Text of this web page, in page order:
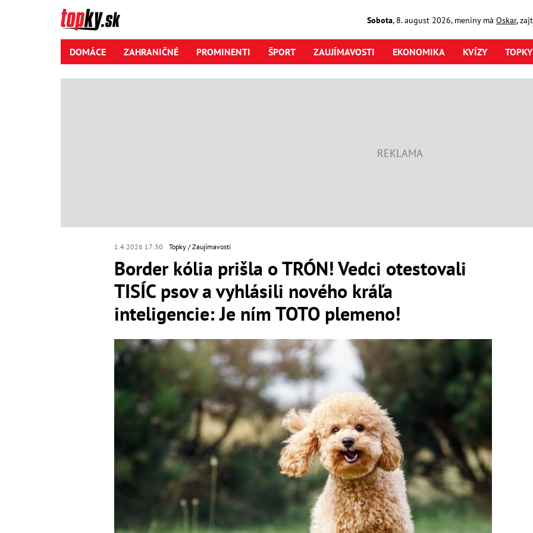
Sobota, 8. august2026, meniny má Oskar,
DOMÁCE ZAHRANIČNÉ PROMINENTI ŠPORT ZAUJÍMAVOSTI EKONOMIKA KVÍZY
1.4.2026 17:30 Topky Zaujímavosti
Border kólia prišla o TRÓN! Vedci otestovali
TISÍC psov a vyhlásili nového kráľa
inteligencie: Je ním TOTO plemeno!